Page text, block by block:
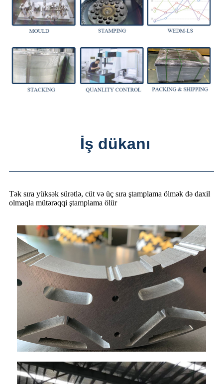
İş dükanı
Tək sıra yüksək sürətlə, cüt və üç sıra ştamplama ölmək də daxil
olmaqla mütərəqqi ştamplama ölür